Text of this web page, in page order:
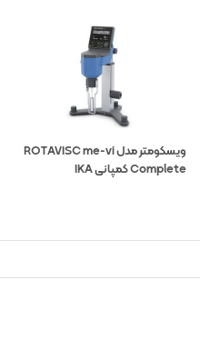
ویسکومتر مدل ROTAVISC me-vi
Complete کمپانی IKA